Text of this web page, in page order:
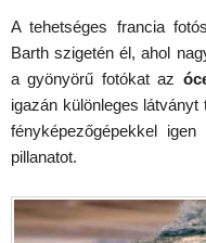
A tehetséges francia
Barth szigetén él, ahol
a gyönyörű fotókat az
igazán különleges
fényképezőgépekkel
pillanatot.